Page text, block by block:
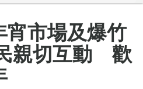
市場及爆竹
親切互動 歡